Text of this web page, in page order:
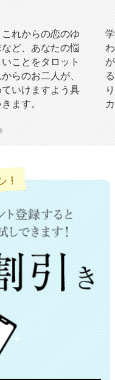
れからの恋のゆ
ど、あなたの悩
ことをタロット
らのお二人が、
いけますよう具
ます。